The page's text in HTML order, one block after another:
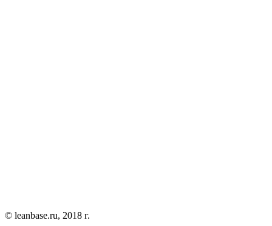
© leanbase.ru, 2018 г.